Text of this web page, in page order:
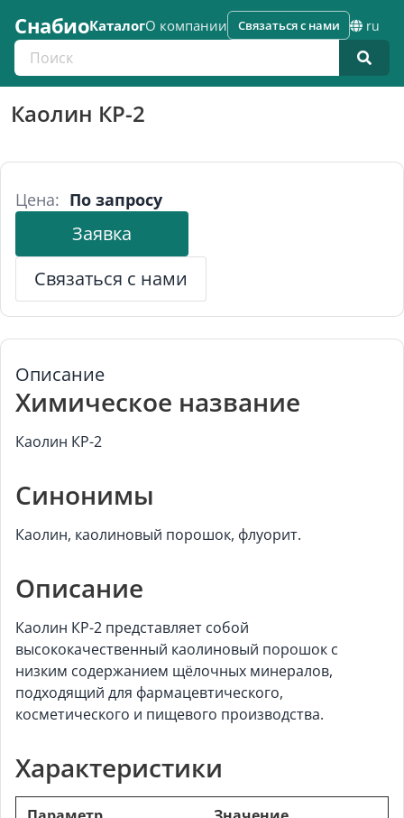
СнабиоКаталогО компании
Поиск по каталогу
Связаться с нами ru
Каолин КР-2
Цена: По запросу
Заявка
Связаться с нами
Описание
Химическое название
Каолин КР-2
Синонимы
Каолин, каолиновый порошок, флуорит.
Описание
Каолин КР-2 представляет собой
высококачественный каолиновый порошок с
низким содержанием щёлочных минералов,
подходящий для фармацевтического,
косметического и пищевого производства.
Характеристики